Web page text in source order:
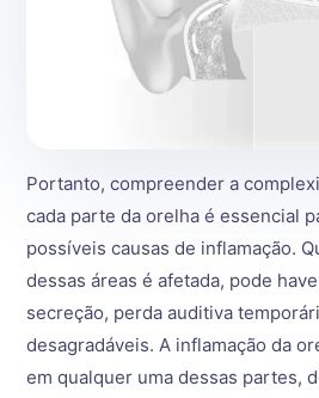
Portanto, compreender a
cada parte da orelha é essencial
possíveis causas de inflamação.
dessas áreas é afetada, pode
secreção, perda auditiva
desagradáveis. A inflamação da
em qualquer uma dessas partes,